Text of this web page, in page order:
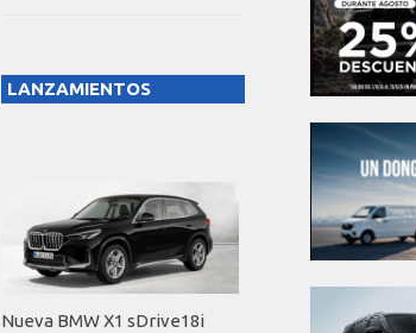
LANZAMIENTOS
Nueva BMW X1 sDrive18i